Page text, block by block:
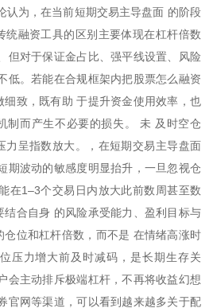
认为，在当前短期交易主导盘面 的阶段
统融资工具的区别主要体现在杠杆倍数
但对于保证金占比、强平线设置、风险
低。若能在合规框架内把股票怎么融资
致，既有助 于提升资金使用效率，也
制而产生不必要的损失。 未 及时空仓
力呈指数放大。，在短期交易主导盘面
期波动的敏感度明显抬升，一旦忽视仓
在1–3个交易日内放大此前数周甚至数
结合自身 的风险承受能力、盈利目标与
仓位和杠杆倍数，而不是 在情绪高涨时
压力增大前及时减码，是长期生存关
会主动排斥极端杠杆，不再将收益幻想
官网等渠道，可以看到越来越多关于配